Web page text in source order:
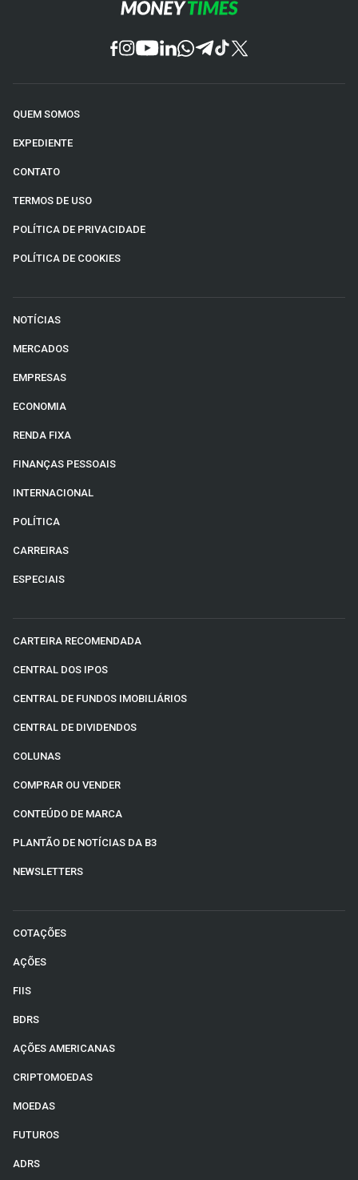
QUEM SOMOS
EXPEDIENTE
CONTATO
TERMOS DE USO
POLÍTICA DE PRIVACIDADE
POLÍTICA DE COOKIES
NOTÍCIAS
MERCADOS
EMPRESAS
ECONOMIA
RENDA FIXA
FINANÇAS PESSOAIS
INTERNACIONAL
POLÍTICA
CARREIRAS
ESPECIAIS
CARTEIRA RECOMENDADA
CENTRAL DOS IPOS
CENTRAL DE FUNDOS IMOBILIÁRIOS
CENTRAL DE DIVIDENDOS
COLUNAS
COMPRAR OU VENDER
CONTEÚDO DE MARCA
PLANTÃO DE NOTÍCIAS DA B3
NEWSLETTERS
COTAÇÕES
AÇÕES
FIIS
BDRS
AÇÕES AMERICANAS
CRIPTOMOEDAS
MOEDAS
FUTUROS
ADRS